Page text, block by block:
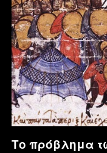
Το πρόβλημα